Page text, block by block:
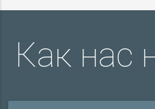
Как нас